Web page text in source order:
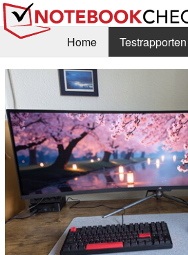
Home Testrapporten
FAQ / Techniek
Bibliotheek
Aankoop Handleiding